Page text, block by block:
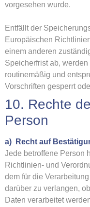
vorgesehen wurde.
Entfällt der
Europäischen
einem anderen
Speicherfrist ab,
routinemäßig und
Vorschriften gesperrt
10. Rechte
Person
a) Recht auf
Jede betroffene Person
Richtlinien- und
dem für die
darüber zu verlangen,
Daten verarbeitet